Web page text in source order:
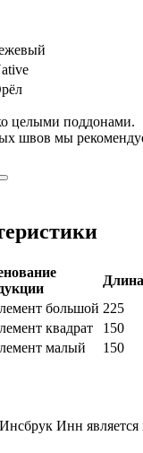
целыми поддонами.
швов мы
большой 225
квадрат 150
малый 150
Инн является